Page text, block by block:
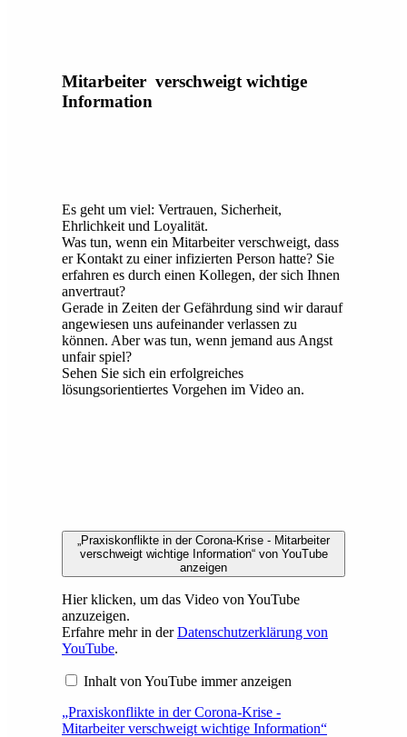
Mitarbeiter verschweigt wichtige
Information
Es geht um viel: Vertrauen, Sicherheit,
Ehrlichkeit und Loyalität.
Was tun, wenn ein Mitarbeiter verschweigt, dass
er Kontakt zu einer infizierten Person hatte? Sie
erfahren es durch einen Kollegen, der sich Ihnen
anvertraut?
Gerade in Zeiten der Gefährdung sind wir darauf
angewiesen uns aufeinander verlassen zu
können. Aber was tun, wenn jemand aus Angst
unfair spiel?
Sehen Sie sich ein erfolgreiches
lösungsorientiertes Vorgehen im Video an.
„Praxiskonflikte in der Corona-Krise - Mitarbeiter
verschweigt wichtige Information“ von YouTube
anzeigen
Hier klicken, um das Video von YouTube
anzuzeigen.
Erfahre mehr in derDatenschutzerklärung von
YouTube.
Inhalt von YouTube immer anzeigen
„Praxiskonflikte in der Corona-Krise -
Mitarbeiter verschweigt wichtige Information“